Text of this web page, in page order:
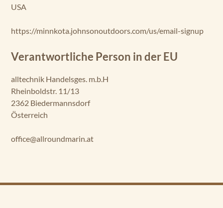
USA
https://minnkota.johnsonoutdoors.com/us/email-signup
Verantwortliche Person in der EU
alltechnik Handelsges. m.b.H
Rheinboldstr. 11/13
2362 Biedermannsdorf
Österreich
office@allroundmarin.at